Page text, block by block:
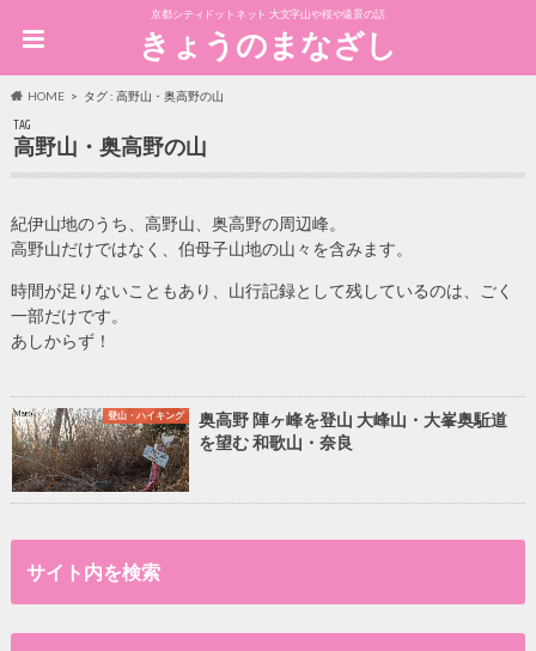
京都シティドットネット 大文字山や桜や遠景の話
きょうのまなざし
HOME タグ : 高野山・奥高野の山
TAG
高野山・奥高野の山
紀伊山地のうち、高野山、奥高野の周辺峰。
高野山だけではなく、伯母子山地の山々を含みます。
時間が足りないこともあり、山行記録として残しているのは、ごく
一部だけです。
あしからず！
登山・ハイキング
奥高野 陣ヶ峰を登山 大峰山・大峯奥駈道
を望む 和歌山・奈良
サイト内を検索